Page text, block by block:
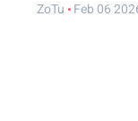
ZoTu Feb 06